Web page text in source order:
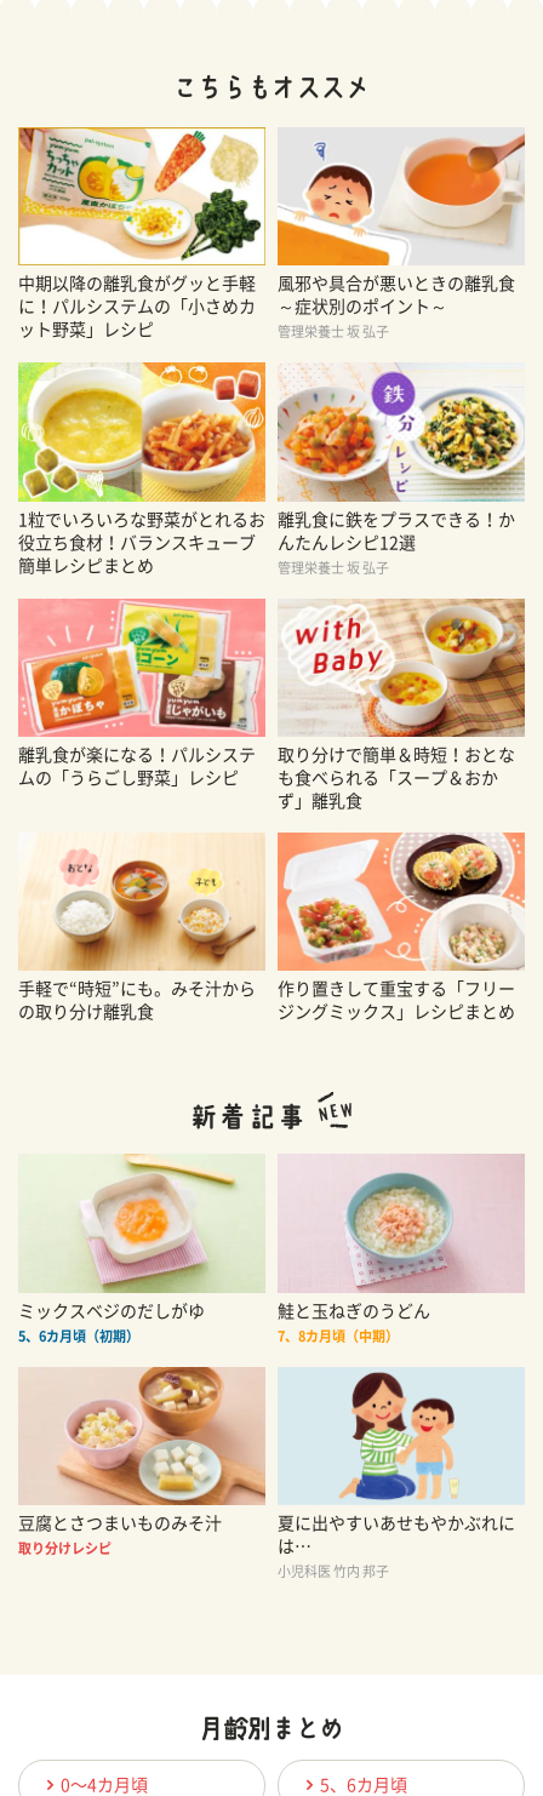
中期以降の離乳食がグッと手軽
に！パルシステムの「小さめカ
ット野菜」レシピ
風邪や具合が悪いときの離乳食
～症状別のポイント～
管理栄養士 坂 弘子
1粒でいろいろな野菜がとれるお
役立ち食材！バランスキューブ
簡単レシピまとめ
離乳食に鉄をプラスできる！か
んたんレシピ12選
管理栄養士 坂 弘子
離乳食が楽になる！パルシステ
ムの「うらごし野菜」レシピ
取り分けで簡単＆時短！おとな
も食べられる「スープ＆おか
ず」離乳食
手軽で“時短”にも。みそ汁から
の取り分け離乳食
作り置きして重宝する「フリー
ジングミックス」レシピまとめ
ミックスベジのだしがゆ
5、6カ月頃（初期）
鮭と玉ねぎのうどん
7、8カ月頃（中期）
豆腐とさつまいものみそ汁
取り分けレシピ
夏に出やすいあせもやかぶれに
は…
小児科医 竹内 邦子
0〜4カ月頃 5、6カ月頃